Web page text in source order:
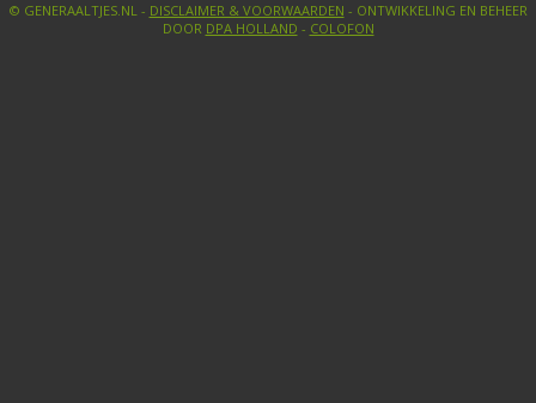
© GENERAALTJES.NL - DISCLAIMER & VOORWAARDEN - ONTWIKKELING EN BEHEER
DOOR DPA HOLLAND - COLOFON